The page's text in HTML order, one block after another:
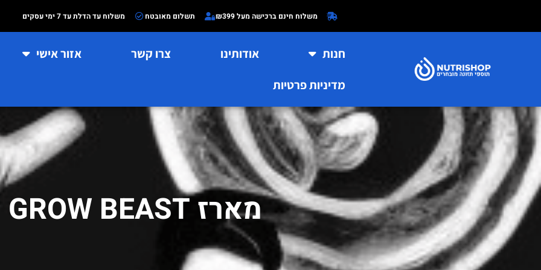
משלוח חינם ברכישה מעל ₪399 תשלום מאובטח משלוח עד הדלת עד 7 ימי עסקים
חנות אודותינו צרו קשר
אזור אישי
מדיניות פרטיות
מארז GROW BEAST